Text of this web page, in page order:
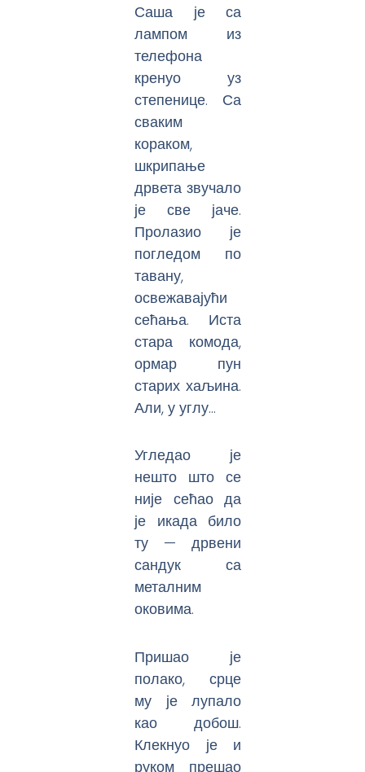
Саша је са
лампом из
телефона
кренуо уз
степенице. Са
сваким
кораком,
шкрипање
дрвета звучало
је све јаче.
Пролазио је
погледом по
тавану,
освежавајући
сећања. Иста
стара комода,
ормар пун
старих хаљина.
Али, у углу…
Угледао је
нешто што се
није сећао да
је икада било
ту — дрвени
сандук са
металним
оковима.
Пришао је
полако, срце
му је лупало
као добош.
Клекнуо је и
руком прешао